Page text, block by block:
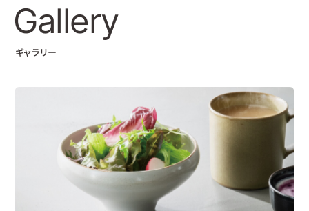
Gallery
ギャラリー